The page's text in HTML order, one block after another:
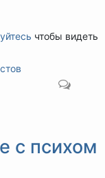
чтобы видеть
с психом